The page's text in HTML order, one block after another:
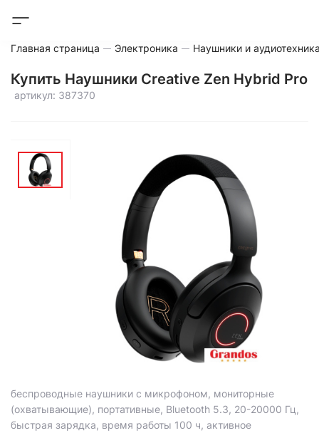
Главная страница Электроника Наушники и
Купить Наушники Creative Zen Hybrid Pro
артикул: 387370
беспроводные наушники с микрофоном, мониторные
(охватывающие), портативные, Bluetooth 5.3, 20-20000 Гц,
быстрая зарядка, время работы 100 ч, активное